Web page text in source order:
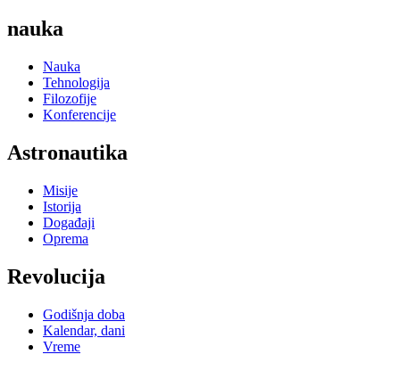
nauka
Nauka
Tehnologija
Filozofije
Konferencije
Astronautika
Misije
Istorija
Događaji
Oprema
Revolucija
Godišnja doba
Kalendar, dani
Vreme